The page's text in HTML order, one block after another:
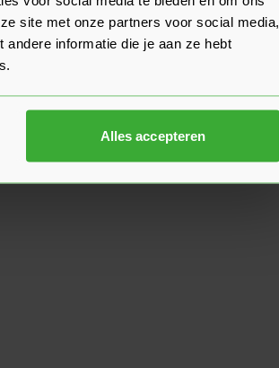
site met onze partners voor social media,
informatie die je aan ze hebt
Alles accepteren